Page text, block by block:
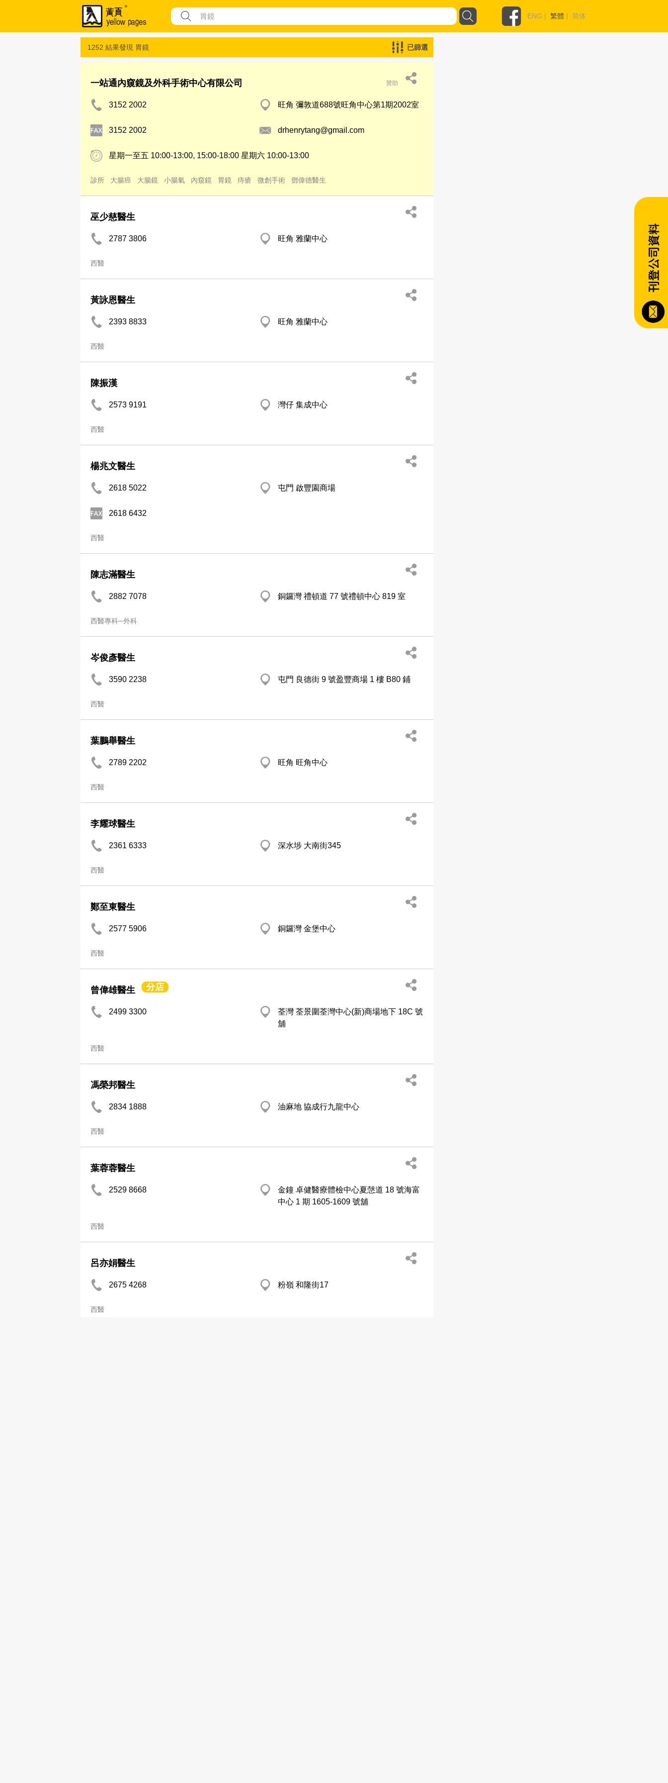
ENG | 繁體 | 简体
1252 結果發現 胃鏡 已篩選
一站通內窺鏡及外科手術中心有限公司 贊助
3152 2002 旺角 彌敦道688號旺角中心第1期2002室
3152 2002 drhenrytang@gmail.com
星期一至五 10:00-13:00, 15:00-18:00 星期六 10:00-13:00
診所 大腸癌 大腸鏡 小腸氣 內窺鏡 胃鏡 痔瘡 微創手術 鄧偉德醫生
巫少慈醫生
2787 3806 旺角 雅蘭中心
西醫
黃詠恩醫生
2393 8833 旺角 雅蘭中心
西醫
陳振漢
2573 9191 灣仔 集成中心
西醫
楊兆文醫生
2618 5022 屯門 啟豐園商場
2618 6432
西醫
陳志滿醫生
2882 7078 銅鑼灣 禮頓道 77 號禮頓中心 819 室
西醫專科─外科
岑俊彥醫生
3590 2238 屯門 良德街 9 號盈豐商場 1 樓 B80 鋪
西醫
葉鵬舉醫生
2789 2202 旺角 旺角中心
西醫
李耀球醫生
2361 6333 深水埗 大南街345
西醫
鄭至東醫生
2577 5906 銅鑼灣 金堡中心
西醫
曾偉雄醫生 分店
2499 3300
荃灣 荃景圍荃灣中心(新)商場地下 18C 號
舖
西醫
馮榮邦醫生
2834 1888 油麻地 協成行九龍中心
西醫
葉蓉蓉醫生
2529 8668
金鐘 卓健醫療體檢中心夏愨道 18 號海富
中心 1 期 1605-1609 號舖
西醫
呂亦娟醫生
2675 4268 粉嶺 和隆街17
西醫